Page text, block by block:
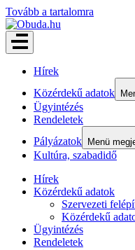
Tovább a tartalomra
Hírek
Közérdekű adatok
Ügyintézés
Rendeletek
Pályázatok
Menü
Kultúra, szabadidő
Hírek
Közérdekű adatok
Szervezeti
Közérdekű
Ügyintézés
Rendeletek